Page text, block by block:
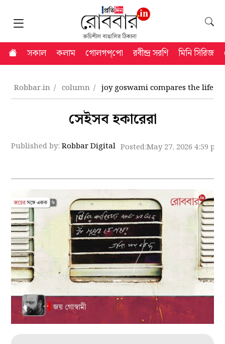
সকাল কলাম গোলগপ্‌পো রবীন্দ্র সরণি মিনি সিরিজ
Robbar.in column joy goswami compares the life
সেইসব হকারেরা
Published by:Robbar Digital Posted:May 27, 2026 4:59 pm